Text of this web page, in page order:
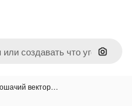
Поиск
вектор…